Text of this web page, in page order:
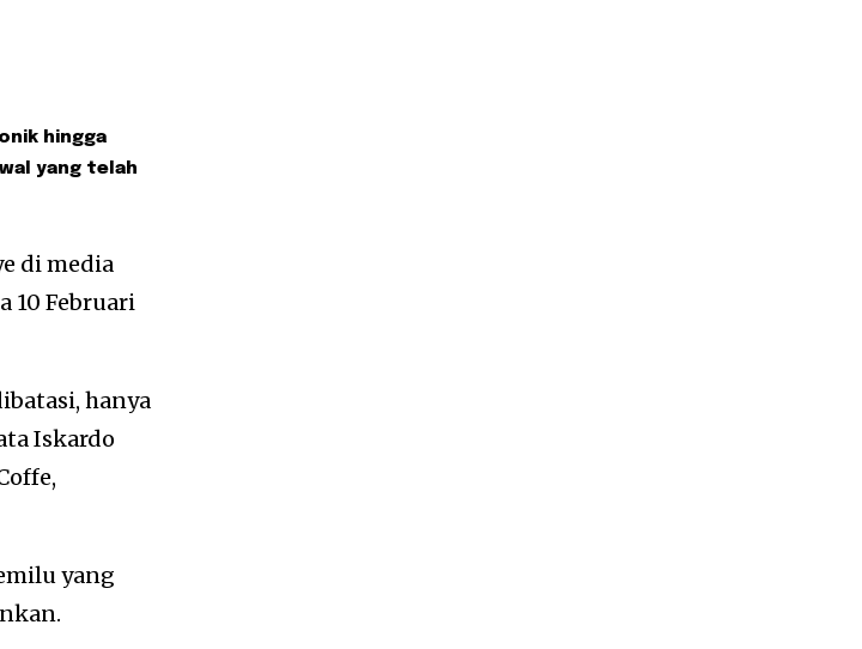
hingga
yang telah
di media
10 Februari
hanya
Iskardo
yang